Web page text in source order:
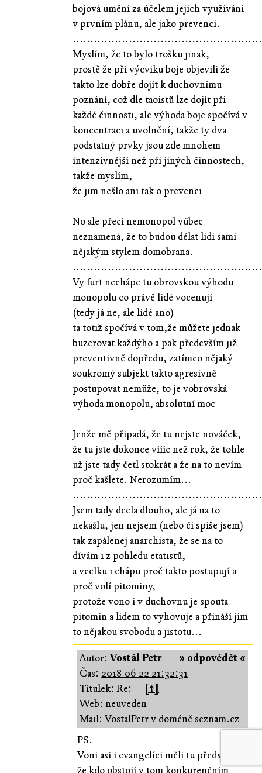
bojová umění za účelem jejich využívání
v prvním plánu, ale jako prevenci.
Myslím, že to bylo trošku jinak,
prostě že při výcviku boje objevili že
takto lze dobře dojít k duchovnímu
poznání, což dle taoistů lze dojít při
každé činnosti, ale výhoda boje spočívá v
koncentraci a uvolnění, takže ty dva
podstatný prvky jsou zde mnohem
intenzivnější než při jiných činnostech,
takže myslím,
že jim nešlo ani tak o prevenci
No ale přeci nemonopol vůbec
neznamená, že to budou dělat lidi sami
nějakým stylem domobrana.
Vy furt nechápe tu obrovskou výhodu
monopolu co právě lidé vocenují
(tedy já ne, ale lidé ano)
ta totiž spočívá v tom,že můžete jednak
buzerovat každýho a pak především již
preventivně dopředu, zatímco nějaký
soukromý subjekt takto agresivně
postupovat nemůže, to je vobrovská
výhoda monopolu, absolutní moc
Jenže mě připadá, že tu nejste nováček,
že tu jste dokonce víííc než rok, že tohle
už jste tady četl stokrát a že na to nevím
proč kašlete. Nerozumím...
Jsem tady dcela dlouho, ale já na to
nekašlu, jen nejsem (nebo či spíše jsem)
tak zapálenej anarchista, že se na to
dívám i z pohledu etatistů,
a vcelku i chápu proč takto postupují a
proč volí pitominy,
protože vono i v duchovnu je spouta
pitomin a lidem to vyhovuje a přináší jim
to nějakou svobodu a jistotu...
» odpovědět «
Autor:Vostál Petr
Čas: 2018-06-22 21:32:31
Titulek: Re:
[↑]
Web: neuveden
Mail: VostalPetr v doméně seznam.cz
PS.
Voni asi i evangelíci měli tu představu,
že kdo obstojí v tom konkurenčním